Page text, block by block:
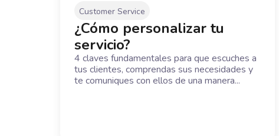
Customer Service
¿Cómo personalizar tu
servicio?
4 claves fundamentales para que escuches a
tus clientes, comprendas sus necesidades y
te comuniques con ellos de una manera...